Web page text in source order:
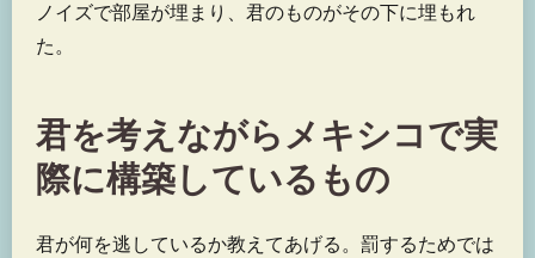
ノイズで部屋が埋まり、君のものがその下に埋もれ
た。
君を考えながらメキシコで実
際に構築しているもの
君が何を逃しているか教えてあげる。罰するためでは